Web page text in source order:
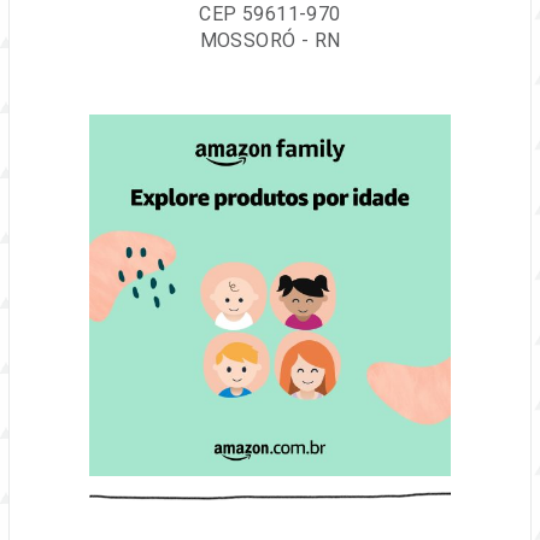
CEP 59611-970
MOSSORÓ - RN